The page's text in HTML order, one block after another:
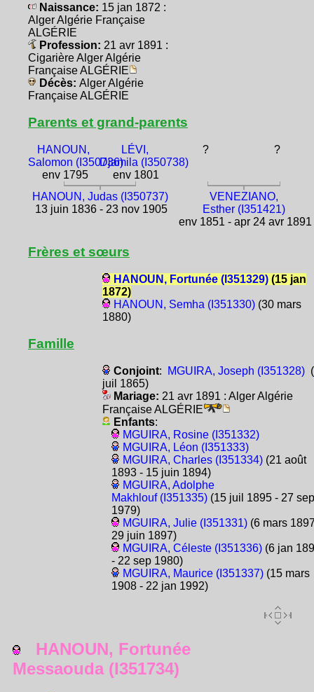
Naissance: 15 jan 1872 :
Alger Algérie Française
ALGÉRIE
Profession: 21 avr 1891 :
Cigarière Alger Algérie
Française ALGÉRIE
Décès: Alger Algérie
Française ALGÉRIE
Parents et grand-parents
HANOUN,
Salomon (I350736)
env 1795
LÉVI,
Djamila (I350738)
env 1801
? ?
HANOUN, Judas (I350737)
13 juin 1836 - 23 nov 1905
VENEZIANO,
Esther (I351421)
env 1851 - apr 24 avr 1891
Frères et sœurs
HANOUN, Fortunée (I351329)(15 jan
1872)
HANOUN, Semha (I351330)(30 mars
1880)
Famille
Conjoint: MGUIRA, Joseph (I351328)
juil 1865)
Mariage: 21 avr 1891 : Alger Algérie
Française ALGÉRIE
Enfants:
MGUIRA, Rosine (I351332)
MGUIRA, Léon (I351333)
MGUIRA, Charles (I351334)(21 août
1893 - 15 juin 1894)
MGUIRA, Adolphe
Makhlouf (I351335)(15 juil 1895 - 27 sep
1979)
MGUIRA, Julie (I351331)(6 mars
29 juin 1897)
MGUIRA, Céleste (I351336)(6 jan
- 22 sep 1980)
MGUIRA, Maurice (I351337)(15 mars
1908 - 22 jan 1992)
HANOUN, Fortunée
Messaouda (I351734)